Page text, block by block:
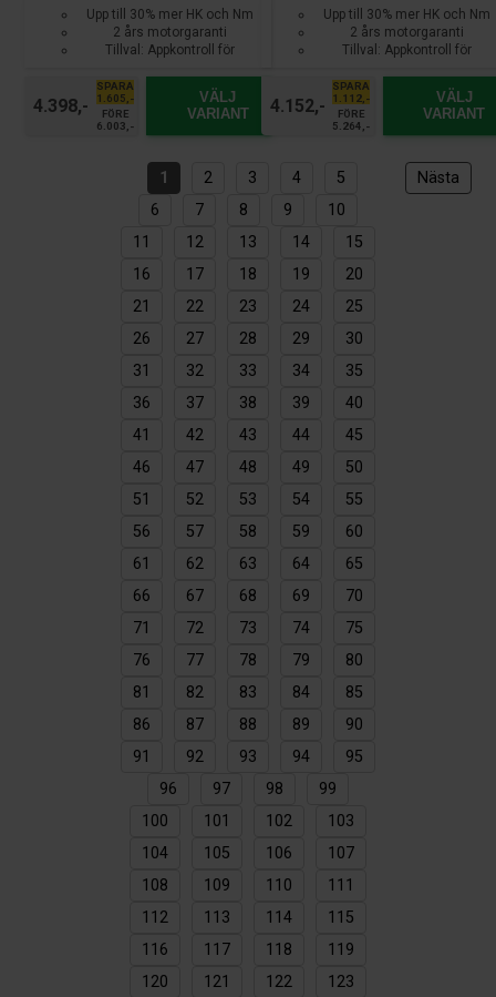
Upp till 30% mer HK och Nm
2 års motorgaranti
Tillval: Appkontroll för
4.398,-
SPARA
1.605,-
FÖRE
6.003,-
VÄLJ
VARIANT
Upp till 30% mer HK och Nm
2 års motorgaranti
Tillval: Appkontroll för
4.152,-
SPARA
1.112,-
FÖRE
5.264,-
VÄLJ
VARIANT
1 2 3 4
5
6
7 8 9
10
11
12 13 14
15
16
17 18 19
20
21
22 23 24
25
26
27 28 29
30
31
32 33 34
35
36
37 38 39
40
41
42 43 44
45
46
47 48 49
50
51
52 53 54
55
56
57 58 59
60
61
62 63 64
65
66
67 68 69
70
71
72 73 74
75
76
77 78 79
80
81
82 83 84
85
86
87 88 89
90
91
92 93 94
95
96
97 98
99
100
101 102
103
104
105 106
107
108
109 110
111
112
113 114
115
116
117 118
119
120
121 122
123
Nästa